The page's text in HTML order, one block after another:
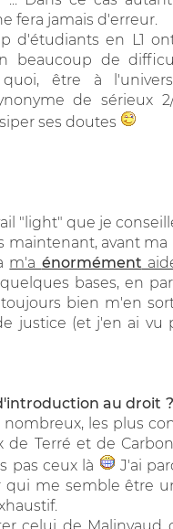
fera jamais d'erreur.
d'étudiants en L1
beaucoup de
être à
de sérieux
ses doutes
"light" que je
maintenant, avant ma
m'a énormément
bases, en
bien m'en
justice (et j'en ai vu
au droit ?
nombreux, les plus
de Terré et de
pas ceux là
J'ai
qui me semble être